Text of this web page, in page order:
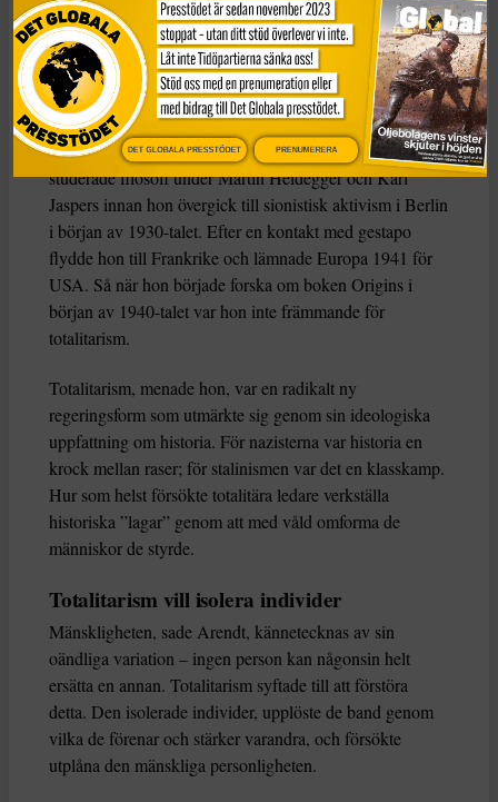
BokenThe Origins of Totalitarianismär briljant men
svår och kombinerar historia, statsvetenskap och filosofi
på ett sätt som kan vara mycket förvirrande. Så vad kan
vi, som demokratiska medborgare, vinna på att läsa den?
Arendt föddes i en sekulär tyskjudisk familj år 1906 och
studerade filosofi under Martin Heidegger och Karl
Jaspers innan hon övergick till sionistisk aktivism i Berlin
i början av 1930-talet. Efter en kontakt med gestapo
flydde hon till Frankrike och lämnade Europa 1941 för
USA. Så när hon började forska om boken Origins i
början av 1940-talet var hon inte främmande för
totalitarism.
Totalitarism, menade hon, var en radikalt ny
regeringsform som utmärkte sig genom sin ideologiska
uppfattning om historia. För nazisterna var historia en
krock mellan raser; för stalinismen var det en klasskamp.
Hur som helst försökte totalitära ledare verkställa
historiska ”lagar” genom att med våld omforma de
människor de styrde.
Totalitarism vill isolera individer
Mänskligheten, sade Arendt, kännetecknas av sin
oändliga variation – ingen person kan någonsin helt
ersätta en annan. Totalitarism syftade till att förstöra
detta. Den isolerade individer, upplöste de band genom
vilka de förenar och stärker varandra, och försökte
utplåna den mänskliga personligheten.
DET GLOBALA PRESSTÖDET PRENUMERERA